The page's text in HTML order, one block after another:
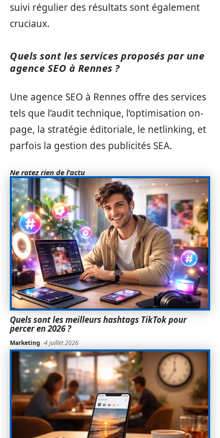
suivi régulier des résultats sont également
cruciaux.
Quels sont les services proposés par une
agence SEO à Rennes ?
Une agence SEO à Rennes offre des services
tels que l’audit technique, l’optimisation on-
page, la stratégie éditoriale, le netlinking, et
parfois la gestion des publicités SEA.
Ne ratez rien de l'actu
Quels sont les meilleurs hashtags TikTok pour
percer en 2026 ?
Marketing 4 juillet 2026